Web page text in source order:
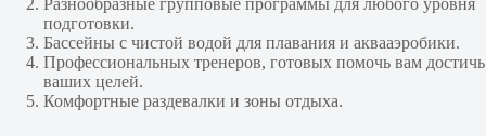
Разнообразные групповые программы для любого уровня
подготовки.
Бассейны с чистой водой для плавания и аквааэробики.
Профессиональных тренеров, готовых помочь вам достичь
ваших целей.
Комфортные раздевалки и зоны отдыха.